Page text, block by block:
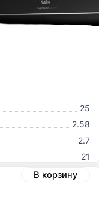
25
2.58
2.7
21
В корзину